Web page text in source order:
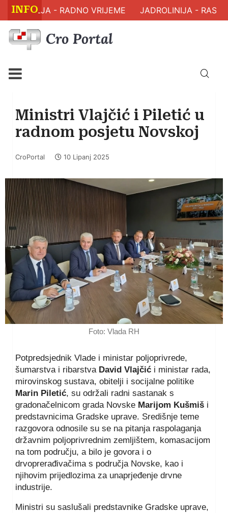
INFO - RADNO VRIJEME JADROLINIJA -
Ministri Vlajčić i Piletić u
radnom posjetu Novskoj
CroPortal 10 Lipanj 2025
Foto: Vlada RH
Potpredsjednik Vlade i ministar poljoprivrede,
šumarstva i ribarstva David Vlajčić i ministar rada,
mirovinskog sustava, obitelji i socijalne politike
Marin Piletić, su održali radni sastanak s
gradonačelnicom grada Novske Marijom Kušmiš i
predstavnicima Gradske uprave. Središnje teme
razgovora odnosile su se na pitanja raspolaganja
državnim poljoprivrednim zemljištem, komasacijom
na tom području, a bilo je govora i o
drvoprerađivačima s područja Novske, kao i
njihovim prijedlozima za unaprjeđenje drvne
industrije.
Ministri su saslušali predstavnike Gradske uprave,